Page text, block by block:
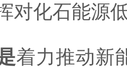
对化石能源
着力推动新